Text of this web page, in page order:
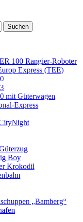
100 Rangier-Roboter
Express (TEE)
mit Güterwagen
Express
Boy
Krokodil
„Bamberg“